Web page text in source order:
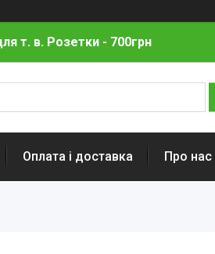
т. в. Розетки - 700грн
Оплата і доставка Про нас